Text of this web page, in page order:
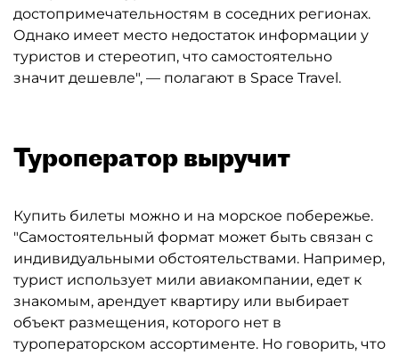
достопримечательностям в соседних регионах.
Однако имеет место недостаток информации у
туристов и стереотип, что самостоятельно
значит дешевле", — полагают в Space Travel.
Туроператор выручит
Купить билеты можно и на морское побережье.
"Самостоятельный формат может быть связан с
индивидуальными обстоятельствами. Например,
турист использует мили авиакомпании, едет к
знакомым, арендует квартиру или выбирает
объект размещения, которого нет в
туроператорском ассортименте. Но говорить, что